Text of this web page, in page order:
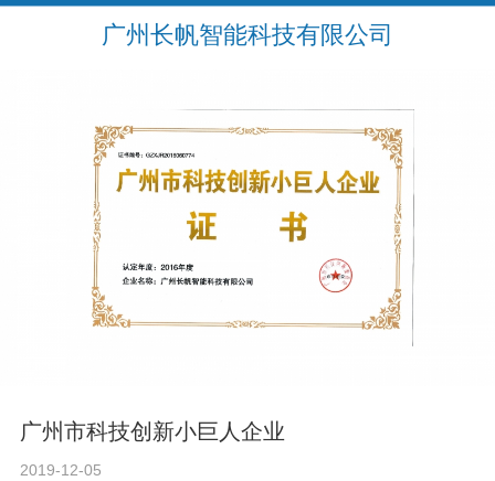
广州长帆智能科技有限公司
广州市科技创新小巨人企业
2019-12-05